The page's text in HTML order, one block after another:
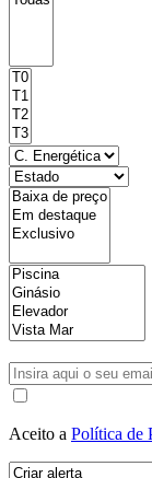
Aceito a Política de